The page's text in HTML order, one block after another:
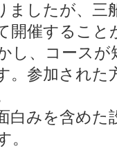
ましたが、三
開催するこ
し、コース
。参加され
白みを含めた
。